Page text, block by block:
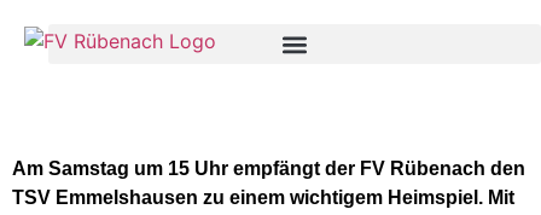
Am Samstag um 15 Uhr empfängt der FV Rübenach den
TSV Emmelshausen zu einem wichtigem Heimspiel. Mit